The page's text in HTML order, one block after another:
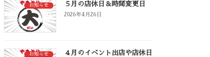
お知らせ ５月の店休日＆時間変更日
2026年4月26日
お知らせ
４月のイベント出店や店休日